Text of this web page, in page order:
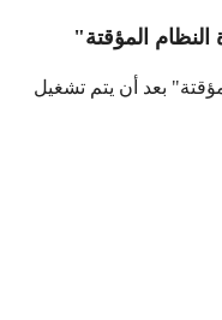
المؤقتة"
بعد أن يتم تشغيل